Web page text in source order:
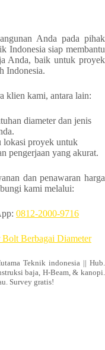
Anda pada pihak
Indonesia siap membantu
Anda, baik untuk proyek
Indonesia.
klien kami, antara lain:
diameter dan jenis
lokasi proyek untuk
pengerjaan yang akurat.
dan penawaran harga
kami melalui:
0812-2000-9716
Berbagai Diameter
Teknik indonesia || Hub.
baja, H-Beam, & kanopi.
Survey gratis!